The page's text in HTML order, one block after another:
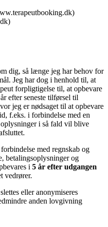
dig, så længe jeg har behov for
Jeg har dog i henhold til, at
forpligtigelse til, at opbevare
efter seneste tilførsel til
jeg er nødsaget til at opbevare
f.eks. i forbindelse med en
i så fald vil blive
med regnskab og
betalingsoplysninger og
i 5 år efter udgangen
vedrører.
eller anonymiseres
anden lovgivning